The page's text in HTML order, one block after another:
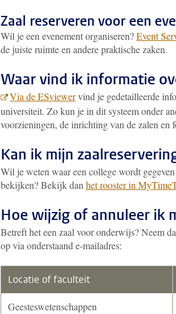
Zaal reserveren voor een
Wil je een evenement organiseren?Event
de juiste ruimte en andere praktische zaken.
Waar vind ik informatie
Via de ESviewervind je gedetailleerde
universiteit. Zo kun je in dit systeem onder
voorzieningen, de inrichting van de zalen en
Kan ik mijn
Wil je weten waar een college wordt
bekijken? Bekijk dan het rooster in
Hoe wijzig of annuleer ik
Betreft het een zaal voor onderwijs? Neem
op via onderstaand e-mailadres:
Locatie of faculteit
Geesteswetenschappen